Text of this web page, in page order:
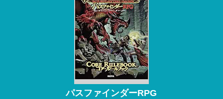
パスファインダーRPG